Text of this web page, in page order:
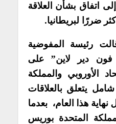
اتفاق بشأن العلاقة
ضررًا لبريطانيا.
رئيسة المفوضية
فون دير لاين” على
الأوروبي والمملكة
يتعلق بالعلاقات
نهاية هذا العام، بعدما
المتحدة بوريس